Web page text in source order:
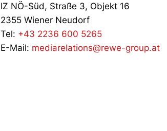
IZ NÖ-Süd, Straße 3, Objekt 16
2355 Wiener Neudorf
Tel: +43 2236 600 5265
E-Mail: mediarelations@rewe-group.at